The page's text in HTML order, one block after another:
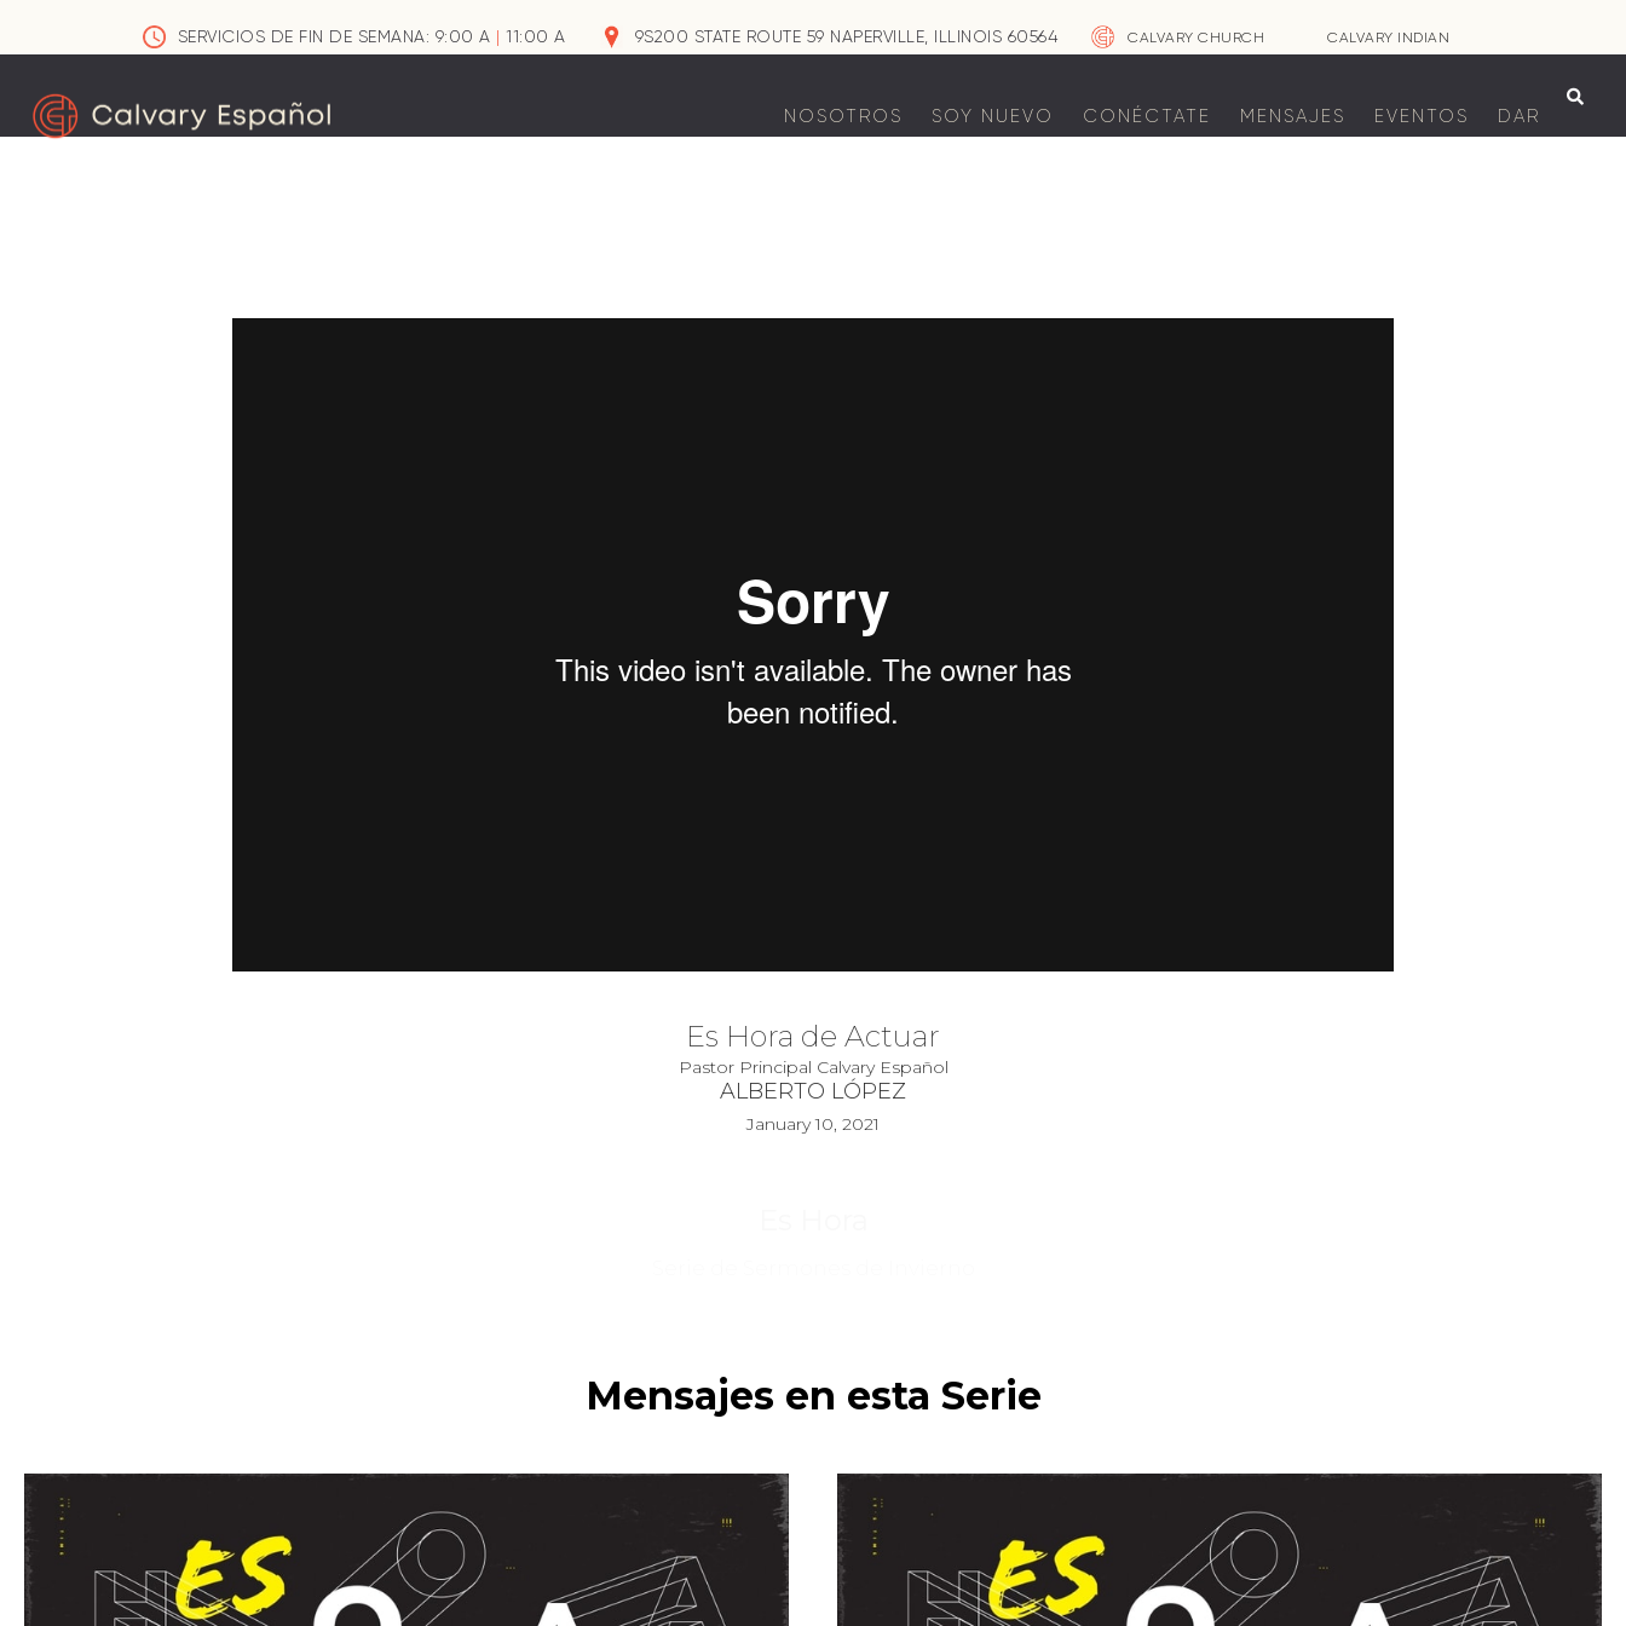
SERVICIOS DE FIN DE SEMANA: 9:00 A | 11:00 A 9S200 STATE ROUTE 59 NAPERVILLE, ILLINOIS 60564 CALVARY CHURCH CALVARY INDIAN

NOSOTROS SOY NUEVO CONÉCTATE MENSAJES EVENTOS DAR
Es Hora de Actuar
Pastor Principal Calvary Español
ALBERTO LÓPEZ
January 10, 2021
Mensajes en esta Serie